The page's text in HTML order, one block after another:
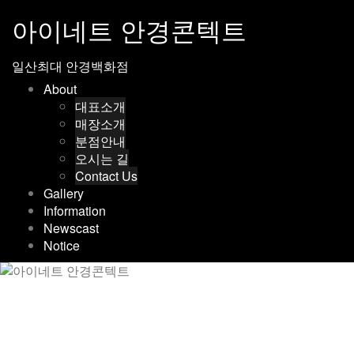
content아이네트 안경콘텍트
일산최대 안경백화점
About
대표소개
매장소개
분점안내
오시는 길
Contact Us
Gallery
Information
Newscast
Notice